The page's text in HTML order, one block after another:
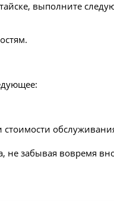
выполните
не забывая вовремя